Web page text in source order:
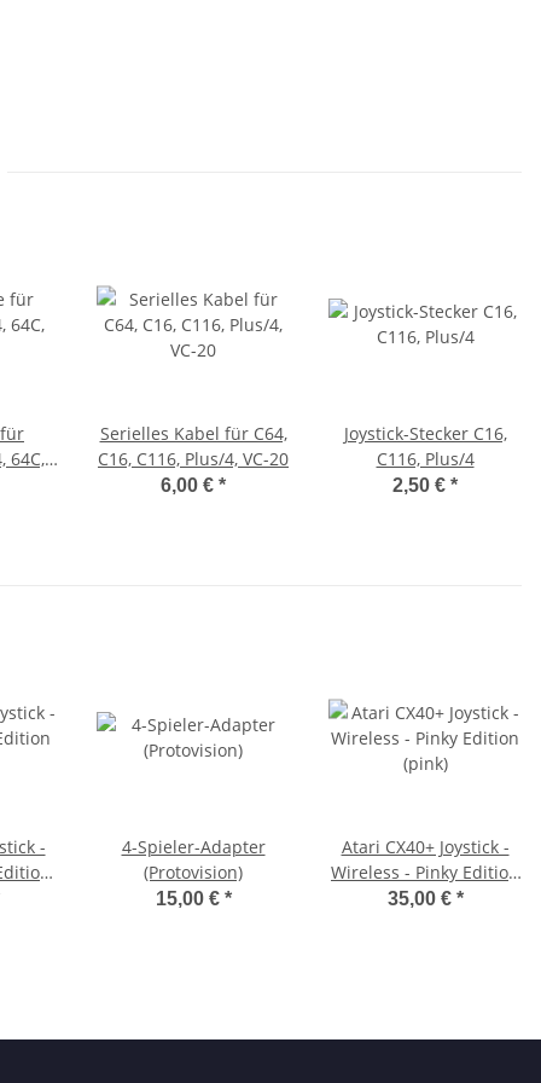
64C,
Serielles Kabel für C64,
C16, C116, Plus/4, VC-20
6,00 € *
Joystick-Stecker C16,
C116, Plus/4
2,50 € *
-
4-Spieler-Adapter
(Protovision)
15,00 € *
Atari CX40+ Joystick -
Wireless - Pinky Edition
(pink)
35,00 € *